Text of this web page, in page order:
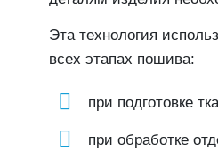
Эта технология
всех этапах пошива:
при подготовке
при обработке